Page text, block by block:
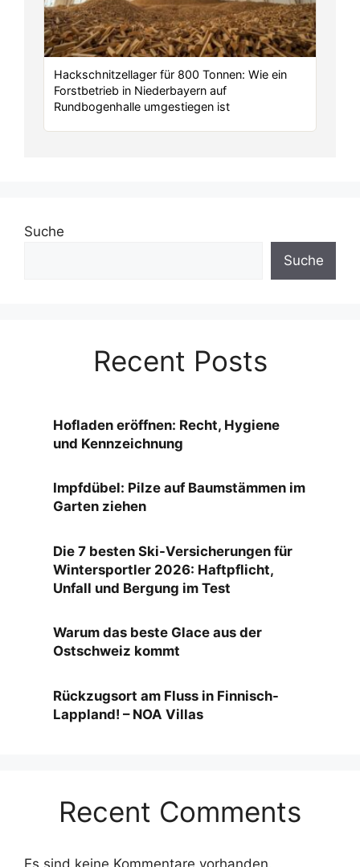
Hackschnitzellager für 800 Tonnen: Wie ein
Forstbetrieb in Niederbayern auf
Rundbogenhalle umgestiegen ist
Suche
Suche
Recent Posts
Hofladen eröffnen: Recht, Hygiene
und Kennzeichnung
Impfdübel: Pilze auf Baumstämmen im
Garten ziehen
Die 7 besten Ski-Versicherungen für
Wintersportler 2026: Haftpflicht,
Unfall und Bergung im Test
Warum das beste Glace aus der
Ostschweiz kommt
Rückzugsort am Fluss in Finnisch-
Lappland! – NOA Villas
Recent Comments
Es sind keine Kommentare vorhanden.